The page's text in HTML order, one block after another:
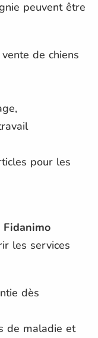
peuvent être
de chiens
pour les
les services
dès
de maladie et